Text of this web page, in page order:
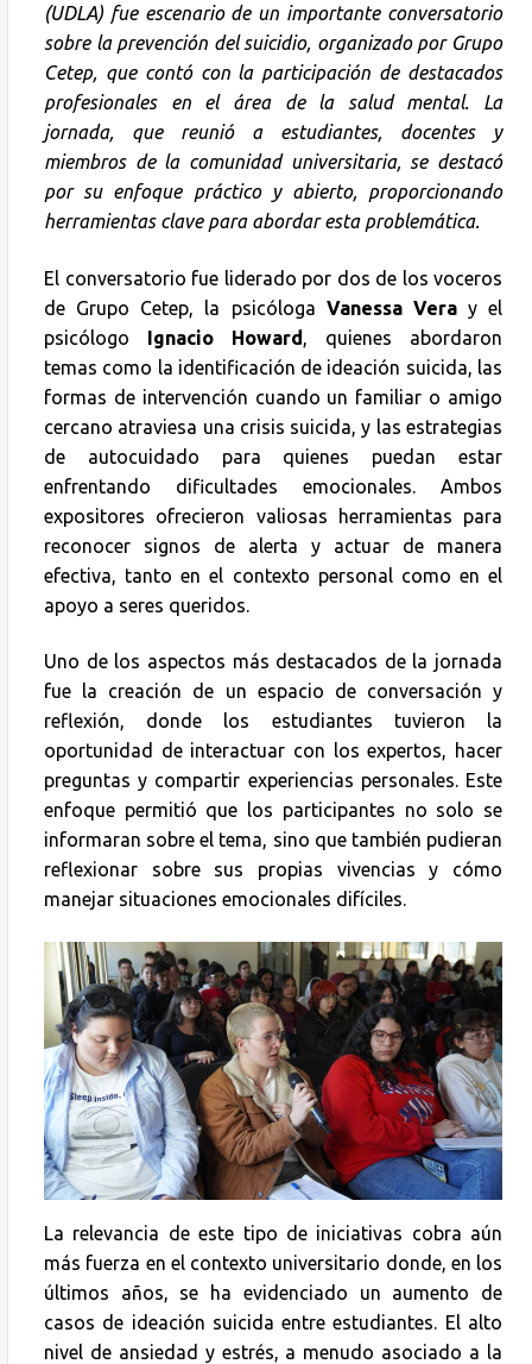
(UDLA) fue escenario de un importante conversatorio
sobre la prevención del suicidio, organizado por Grupo
Cetep, que contó con la participación de destacados
profesionales en el área de la salud mental. La
jornada, que reunió a estudiantes, docentes y
miembros de la comunidad universitaria, se destacó
por su enfoque práctico y abierto, proporcionando
herramientas clave para abordar esta problemática.
El conversatorio fue liderado por dos de los voceros
de Grupo Cetep, la psicóloga Vanessa Veray el
psicólogo Ignacio Howard , quienes abordaron
temas como la identificación de ideación suicida, las
formas de intervención cuando un familiar o amigo
cercano atraviesa una crisis suicida, y las estrategias
de autocuidado para quienes puedan estar
enfrentando dificultades emocionales. Ambos
expositores ofrecieron valiosas herramientas para
reconocer signos de alerta y actuar de manera
efectiva, tanto en el contexto personal como en el
apoyo a seres queridos.
Uno de los aspectos más destacados de la jornada
fue la creación de un espacio de conversación y
reflexión, donde los estudiantes tuvieron la
oportunidad de interactuar con los expertos, hacer
preguntas y compartir experiencias personales. Este
enfoque permitió que los participantes no solo se
informaran sobre el tema, sino que también pudieran
reflexionar sobre sus propias vivencias y cómo
manejar situaciones emocionales difíciles.
La relevancia de este tipo de iniciativas cobra aún
más fuerza en el contexto universitario donde, en los
últimos años, se ha evidenciado un aumento de
casos de ideación suicida entre estudiantes. El alto
nivel de ansiedad y estrés, a menudo asociado a la